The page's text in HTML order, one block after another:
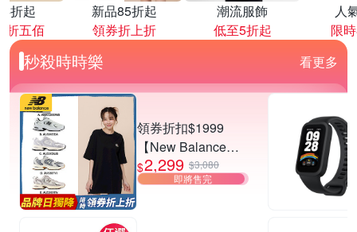
折起
折五佰
新品85折起
領券折上折
潮流服飾
低至5折起
人
限
秒殺時時樂 看更多
領券折扣$1999
【New Balance】
530系列復古鞋_中
性_5款任選
$2,299 $3,080
即將售完